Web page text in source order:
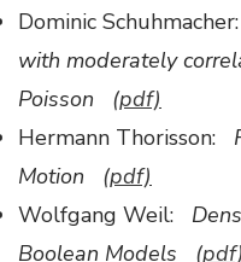
Dominic Schuhmacher:
with moderately
Poisson (pdf)
Hermann Thorisson:
Motion (pdf)
Wolfgang Weil:
Boolean Models (pdf)